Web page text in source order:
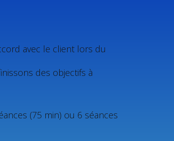
avec le client lors du
des objectifs à
(75 min) ou 6 séances